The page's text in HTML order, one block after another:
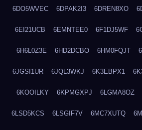
6DO5WVEC 6DPAK2I3 6DREN8XO
6EI21UCB 6EMNTEE0 6F1DJ5WF
6H6L0Z3E 6HD2DCBO 6HM0FQJT
6JGSI1UR 6JQL3WKJ 6K3EBPX1
6KOOILKY 6KPMGXPJ 6LGMA8OZ
6LSD5KCS 6LSGIF7V 6MC7XUTQ